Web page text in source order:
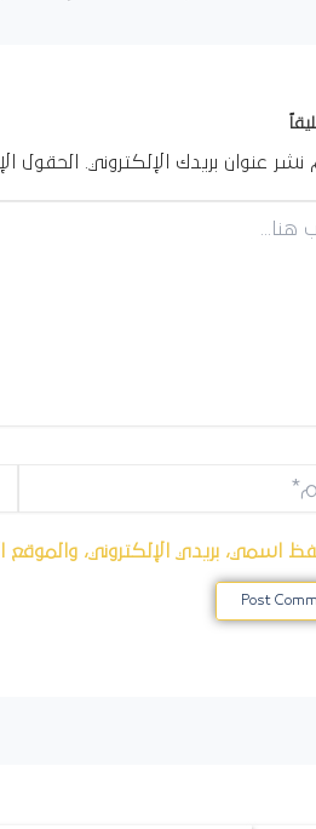
نشر عنوان بريدك الإلكتروني. الحقول
اسمي، بريدي الإلكتروني،